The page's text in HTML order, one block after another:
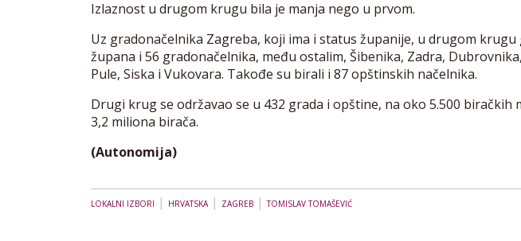
Izlaznost u drugom krugu bila je manja nego u prvom.
Uz gradonačelnika Zagreba, koji ima i status županije, u drugom
župana i 56 gradonačelnika, među ostalim, Šibenika, Zadra,
Pule, Siska i Vukovara. Takođe su birali i 87 opštinskih načelnika.
Drugi krug se održavao se u 432 grada i opštine, na oko 5.500 biračkih
3,2 miliona birača.
(Autonomija)
LOKALNI IZBORI | HRVATSKA| ZAGREB |TOMISLAV TOMAŠEVIĆ